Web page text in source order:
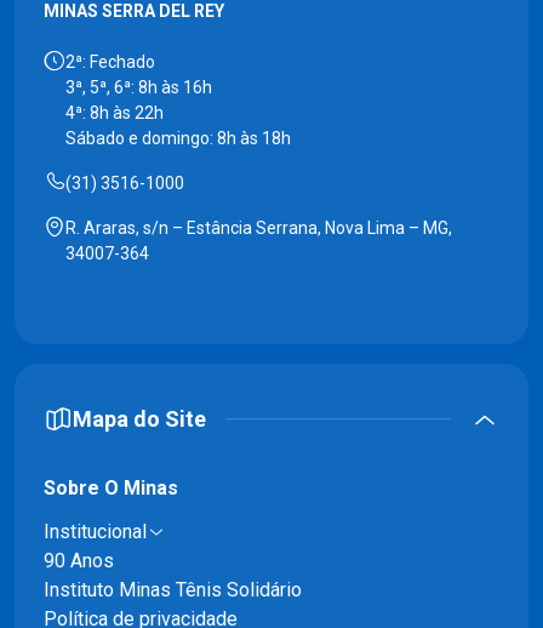
MINAS SERRA DEL REY
2ª: Fechado
3ª, 5ª, 6ª: 8h às 16h
4ª: 8h às 22h
Sábado e domingo: 8h às 18h
(31) 3516-1000
R. Araras, s/n – Estância Serrana, Nova Lima – MG,
34007-364
Mapa do Site
Sobre O Minas
Institucional
90 Anos
Instituto Minas Tênis Solidário
Política de privacidade